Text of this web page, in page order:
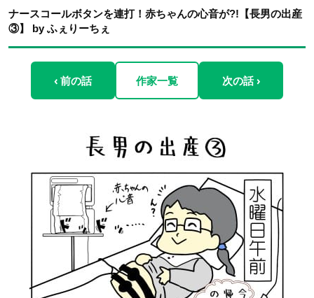
ナースコールボタンを連打！赤ちゃんの心音が?!【長男の出産
③】 by ふぇりーちぇ
‹ 前の話 作家一覧 次の話 ›